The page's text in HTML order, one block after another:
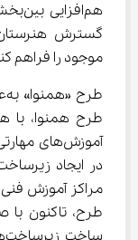
موجود را فراهم